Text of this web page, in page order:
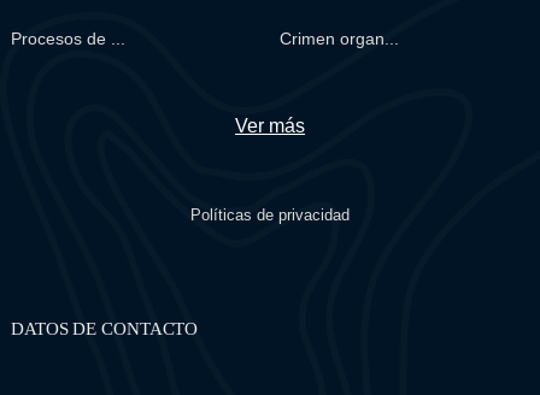
Procesos de ... Crimen organ...
Ver más
Políticas de privacidad
DATOS DE CONTACTO